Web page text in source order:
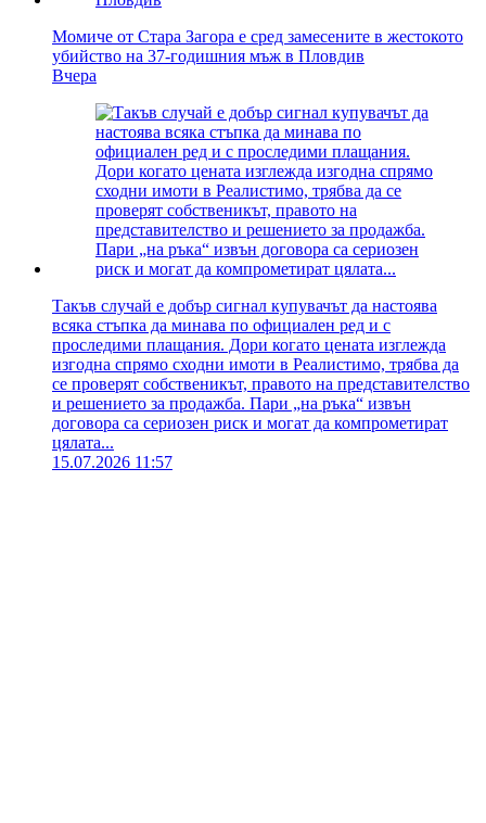
Момиче от Стара Загора е сред замесените в жестокото
убийство на 37-годишния мъж в Пловдив
Вчера
Такъв случай е добър сигнал купувачът да настоява
всяка стъпка да минава по официален ред и с
проследими плащания. Дори когато цената изглежда
изгодна спрямо сходни имоти в Реалистимо, трябва да
се проверят собственикът, правото на представителство
и решението за продажба. Пари „на ръка“ извън
договора са сериозен риск и могат да компрометират
цялата...
15.07.2026 11:57